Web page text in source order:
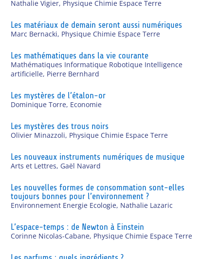
Nathalie Vigier, Physique Chimie Espace Terre
Les matériaux de demain seront aussi numériques
Marc Bernacki, Physique Chimie Espace Terre
Les mathématiques dans la vie courante
Mathématiques Informatique Robotique Intelligence
artificielle, Pierre Bernhard
Les mystères de l’étalon-or
Dominique Torre, Economie
Les mystères des trous noirs
Olivier Minazzoli, Physique Chimie Espace Terre
Les nouveaux instruments numériques de musique
Arts et Lettres, Gaël Navard
Les nouvelles formes de consommation sont-elles
toujours bonnes pour l’environnement ?
Environnement Energie Ecologie, Nathalie Lazaric
L’espace-temps : de Newton à Einstein
Corinne Nicolas-Cabane, Physique Chimie Espace Terre